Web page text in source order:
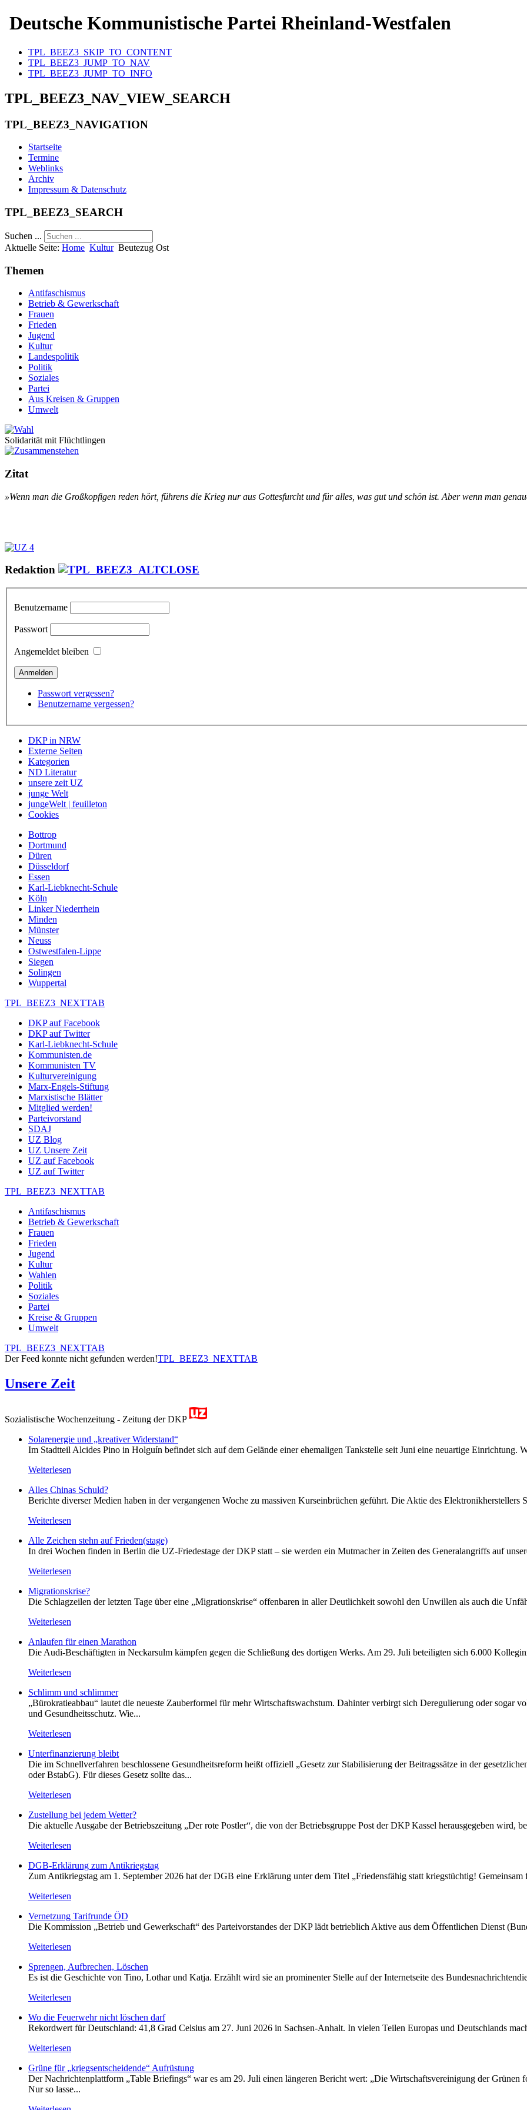
Deutsche Kommunistische Partei Rheinland-Westfalen
TPL_BEEZ3_SKIP_TO_CONTENT
TPL_BEEZ3_JUMP_TO_NAV
TPL_BEEZ3_JUMP_TO_INFO
TPL_BEEZ3_NAV_VIEW_SEARCH
TPL_BEEZ3_NAVIGATION
Startseite
Termine
Weblinks
Archiv
Impressum & Datenschutz
TPL_BEEZ3_SEARCH
Suchen ...
Aktuelle Seite: Home Kultur Beutezug Ost
Themen
Antifaschismus
Betrieb & Gewerkschaft
Frauen
Frieden
Jugend
Kultur
Landespolitik
Politik
Soziales
Partei
Aus Kreisen & Gruppen
Umwelt
Solidarität mit Flüchtlingen
Zitat
»Wenn man die Gro­ß­­kop­­fi­gen re­­den hört, füh­­rens die Krieg nur aus Go­t­­tes­­furcht und für al­­les, was gut und schön ist. Aber wenn man
Redaktion
Benutzername
Passwort
Angemeldet bleiben
Passwort vergessen?
Benutzername vergessen?
DKP in NRW
Externe Seiten
Kategorien
ND Literatur
unsere zeit UZ
junge Welt
jungeWelt | feuilleton
Cookies
Bottrop
Dortmund
Düren
Düsseldorf
Essen
Karl-Liebknecht-Schule
Köln
Linker Niederrhein
Minden
Münster
Neuss
Ostwestfalen-Lippe
Siegen
Solingen
Wuppertal
TPL_BEEZ3_NEXTTAB
DKP auf Facebook
DKP auf Twitter
Karl-Liebknecht-Schule
Kommunisten.de
Kommunisten TV
Kulturvereinigung
Marx-Engels-Stiftung
Marxistische Blätter
Mitglied werden!
Parteivorstand
SDAJ
UZ Blog
UZ Unsere Zeit
UZ auf Facebook
UZ auf Twitter
TPL_BEEZ3_NEXTTAB
Antifaschismus
Betrieb & Gewerkschaft
Frauen
Frieden
Jugend
Kultur
Wahlen
Politik
Soziales
Partei
Kreise & Gruppen
Umwelt
TPL_BEEZ3_NEXTTAB
Der Feed konnte nicht gefunden werden!TPL_BEEZ3_NEXTTAB
Unsere Zeit
Sozialistische Wochenzeitung - Zeitung der DKP
Solarenergie und „kreativer Widerstand“
Im Stadtteil Alcides Pino in Holguín befindet sich auf dem Gelände einer ehemaligen Tankstelle seit Juni eine neuartige Einrichtung.
Weiterlesen
Alles Chinas Schuld?
Berichte diverser Medien haben in der vergangenen Woche zu massiven Kurseinbrüchen geführt. Die Aktie des Elektronikherstellers
Weiterlesen
Alle Zeichen stehn auf Frieden(stage)
In drei Wochen finden in Berlin die UZ-Friedestage der DKP statt – sie werden ein Mutmacher in Zeiten des Generalangriffs auf
Weiterlesen
Migrationskrise?
Die Schlagzeilen der letzten Tage über eine „Migrationskrise“ offenbaren in aller Deutlichkeit sowohl den Unwillen als auch die
Weiterlesen
Anlaufen für einen Marathon
Die Audi-Beschäftigten in Neckarsulm kämpfen gegen die Schließung des dortigen Werks. Am 29. Juli beteiligten sich 6.000
Weiterlesen
Schlimm und schlimmer
„Bürokratieabbau“ lautet die neueste Zauberformel für mehr Wirtschaftswachstum. Dahinter verbirgt sich Deregulierung oder sogar
und Gesundheitsschutz. Wie...
Weiterlesen
Unterfinanzierung bleibt
Die im Schnellverfahren beschlossene Gesundheitsreform heißt offiziell „Gesetz zur Stabilisierung der Beitragssätze in der
oder BstabG). Für dieses Gesetz sollte das...
Weiterlesen
Zustellung bei jedem Wetter?
Die aktuelle Ausgabe der Betriebszeitung „Der rote Postler“, die von der Betriebsgruppe Post der DKP Kassel herausgegeben wird,
Weiterlesen
DGB-Erklärung zum Antikriegstag
Zum Antikriegstag am 1. September 2026 hat der DGB eine Erklärung unter dem Titel „Friedensfähig statt kriegstüchtig!
Weiterlesen
Vernetzung Tarifrunde ÖD
Die Kommission „Betrieb und Gewerkschaft“ des Parteivorstandes der DKP lädt betrieblich Aktive aus dem Öffentlichen Dienst
Weiterlesen
Sprengen, Aufbrechen, Löschen
Es ist die Geschichte von Tino, Lothar und Katja. Erzählt wird sie an prominenter Stelle auf der Internetseite des
Weiterlesen
Wo die Feuerwehr nicht löschen darf
Rekordwert für Deutschland: 41,8 Grad Celsius am 27. Juni 2026 in Sachsen-Anhalt. In vielen Teilen Europas und Deutschlands
Weiterlesen
Grüne für „kriegsentscheidende“ Aufrüstung
Der Nachrichtenplattform „Table Briefings“ war es am 29. Juli einen längeren Bericht wert: „Die Wirtschaftsvereinigung der Grünen
Nur so lasse...